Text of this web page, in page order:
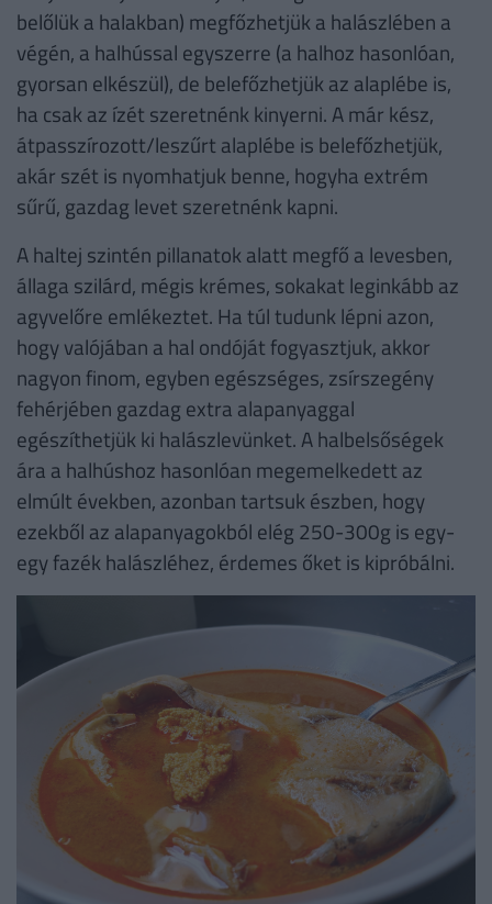
belőlük a halakban) megfőzhetjük a halászlében a
végén, a halhússal egyszerre (a halhoz hasonlóan,
gyorsan elkészül), de belefőzhetjük az alaplébe is,
ha csak az ízét szeretnénk kinyerni. A már kész,
átpasszírozott/leszűrt alaplébe is belefőzhetjük,
akár szét is nyomhatjuk benne, hogyha extrém
sűrű, gazdag levet szeretnénk kapni.
A haltej szintén pillanatok alatt megfő a levesben,
állaga szilárd, mégis krémes, sokakat leginkább az
agyvelőre emlékeztet. Ha túl tudunk lépni azon,
hogy valójában a hal ondóját fogyasztjuk, akkor
nagyon finom, egyben egészséges, zsírszegény
fehérjében gazdag extra alapanyaggal
egészíthetjük ki halászlevünket. A halbelsőségek
ára a halhúshoz hasonlóan megemelkedett az
elmúlt években, azonban tartsuk észben, hogy
ezekből az alapanyagokból elég 250-300g is egy-
egy fazék halászléhez, érdemes őket is kipróbálni.